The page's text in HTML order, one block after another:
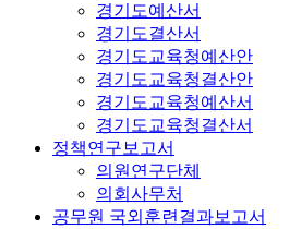
경기도예산서
경기도결산서
경기도교육청예산안
경기도교육청결산안
경기도교육청예산서
경기도교육청결산서
정책연구보고서
의원연구단체
의회사무처
공무원 국외훈련결과보고서